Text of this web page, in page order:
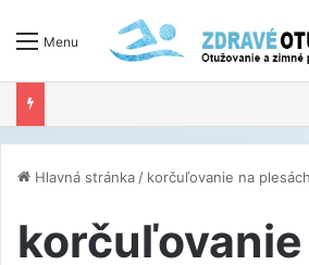
Menu
Hlavná stránka / korčuľovanie na plesách
korčuľovanie